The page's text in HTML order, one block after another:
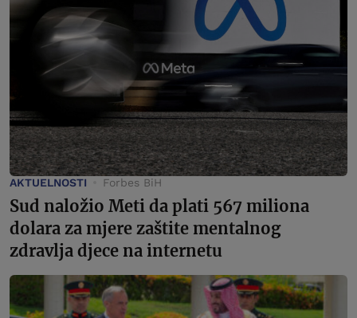
AKTUELNOSTI Forbes BiH
Sud naložio Meti da plati 567 miliona
dolara za mjere zaštite mentalnog
zdravlja djece na internetu